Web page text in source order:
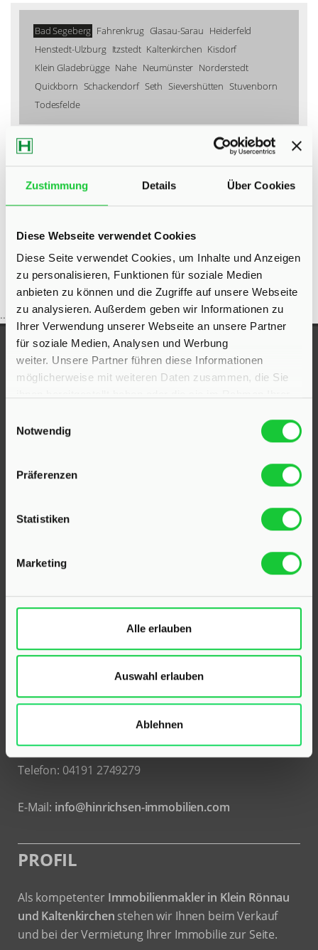
Zustimmung Details Über Cookies
Diese Webseite verwendet Cookies
Diese Seite verwendet Cookies, um Inhalte und Anzeigen
zu personalisieren, Funktionen für soziale Medien
anbieten zu können und die Zugriffe auf unsere Webseite
zu analysieren. Außerdem geben wir Informationen zu
Ihrer Verwendung unserer Webseite an unsere Partner
für soziale Medien, Analysen und Werbung
weiter. Unsere Partner führen diese Informationen
möglicherweise mit weiteren Daten zusammen, die Sie
Notwendig
Präferenzen
Statistiken
Marketing
Alle erlauben
Auswahl erlauben
Ablehnen
Bad Segeberg Fahrenkrug Glasau-Sarau Heiderfeld
Henstedt-Ulzburg Itzstedt Kaltenkirchen Kisdorf
Klein Gladebrügge Nahe Neumünster Norderstedt
Quickborn Schackendorf Seth Sievershütten Stuvenborn
Todesfelde
Eigentumswohnungen Bad Segeberg
Eigentumswohnung Bad
Wohnung suche Bad Segeberg
Wohnungssuche Bad Segeberg
Immobilienkauf Bad Segeberg
...
UNSERE AUSZEICHNUNGEN
Hinrichsen Immobilien GmbH
23795 Klein Rönnau
Telefon:04551 901690
Holstenstraße 26
Telefon: 04191 2749279
E-Mail: info@hinrichsen-immobilien.com
PROFIL
Als kompetenter Immobilienmakler in Klein Rönnau
und Kaltenkirchen stehen wir Ihnen beim Verkauf
und bei der Vermietung Ihrer Immobilie zur Seite.